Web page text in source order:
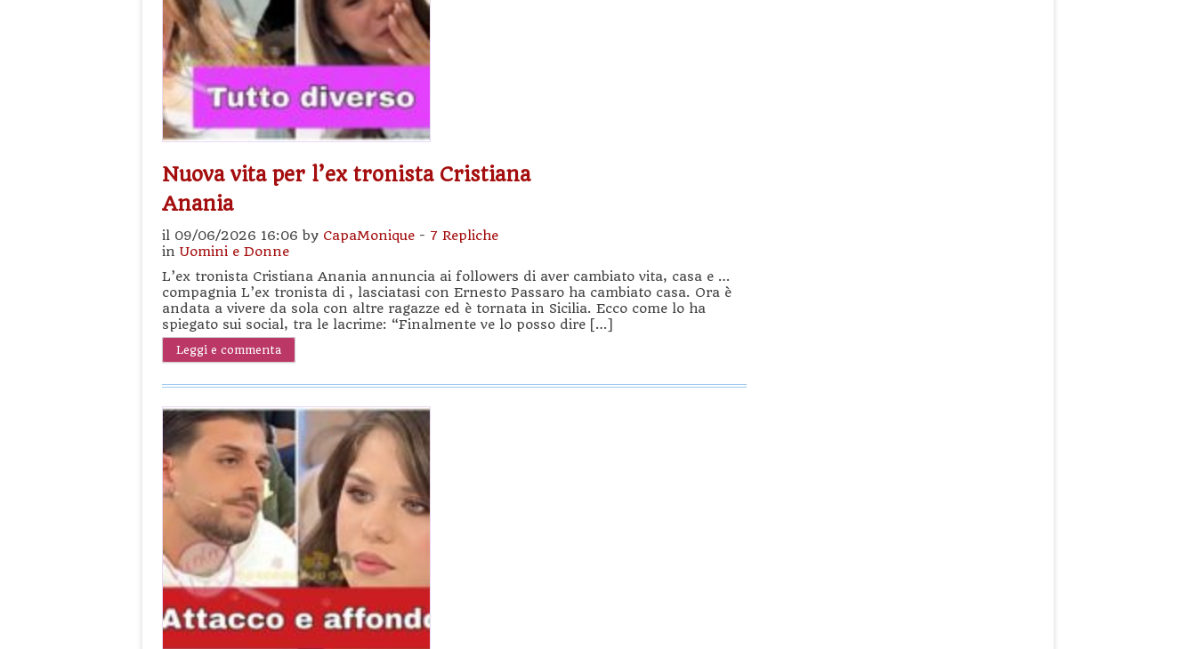
Nuova vita per l’ex tronista Cristiana
Anania
il 09/06/2026 16:06 by CapaMonique - 7 Repliche
in Uomini e Donne
L’ex tronista Cristiana Anania annuncia ai followers di aver cambiato vita, casa e …
compagnia L’ex tronista di , lasciatasi con Ernesto Passaro ha cambiato casa. Ora è
andata a vivere da sola con altre ragazze ed è tornata in Sicilia. Ecco come lo ha
spiegato sui social, tra le lacrime: “Finalmente ve lo posso dire […]
Leggi e commenta